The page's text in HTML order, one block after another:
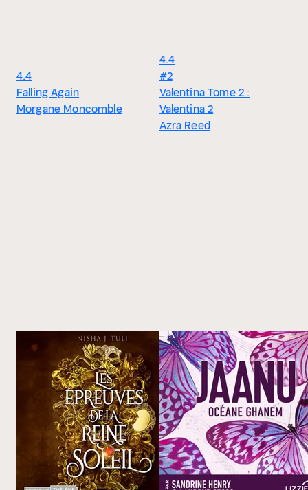
4.4
Falling Again
Morgane Moncomble
4.4
#2
Valentina Tome 2 :
Valentina 2
Azra Reed